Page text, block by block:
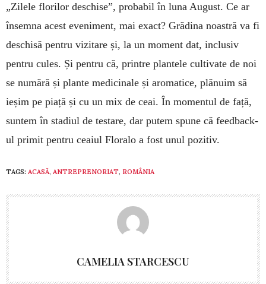
„Zilele florilor deschise”, probabil în luna August. Ce ar
însemna acest eveniment, mai exact? Grădina noastră va fi
deschisă pentru vizitare și, la un moment dat, inclusiv
pentru cules. Și pentru că, printre plantele cultivate de noi
se numără și plante medicinale și aromatice, plănuim să
ieșim pe piață și cu un mix de ceai. În momentul de față,
suntem în stadiul de testare, dar putem spune că ­feedback-
ul primit pentru ceaiul Floralo a fost unul pozitiv.
TAGS: ACASĂ, ANTREPRENORIAT, ROMÂNIA
CAMELIA STARCESCU